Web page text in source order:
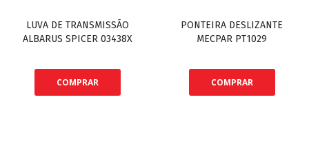
LUVA DE TRANSMISSÃO
ALBARUS SPICER 03438X
COMPRAR
PONTEIRA DESLIZANTE
MECPAR PT1029
COMPRAR